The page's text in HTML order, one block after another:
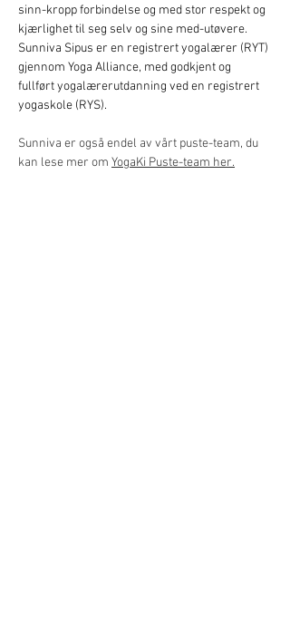
sinn-kropp forbindelse og med stor respekt og
kjærlighet til seg selv og sine med-utøvere.
Sunniva Sipus er en registrert yogalærer (RYT)
gjennom Yoga Alliance, med godkjent og
fullført yogalærerutdanning ved en registrert
yogaskole (RYS).
Sunniva er også endel av vårt puste-team, du
kan lese mer om YogaKi Puste-team her.